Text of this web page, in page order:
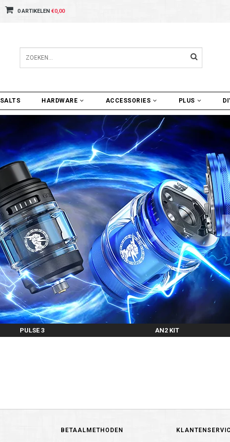
0 ARTIKELEN €0,00
SALTS HARDWARE ACCESSORIES PLUS
PULSE 3 AN2 KIT
BETAALMETHODEN